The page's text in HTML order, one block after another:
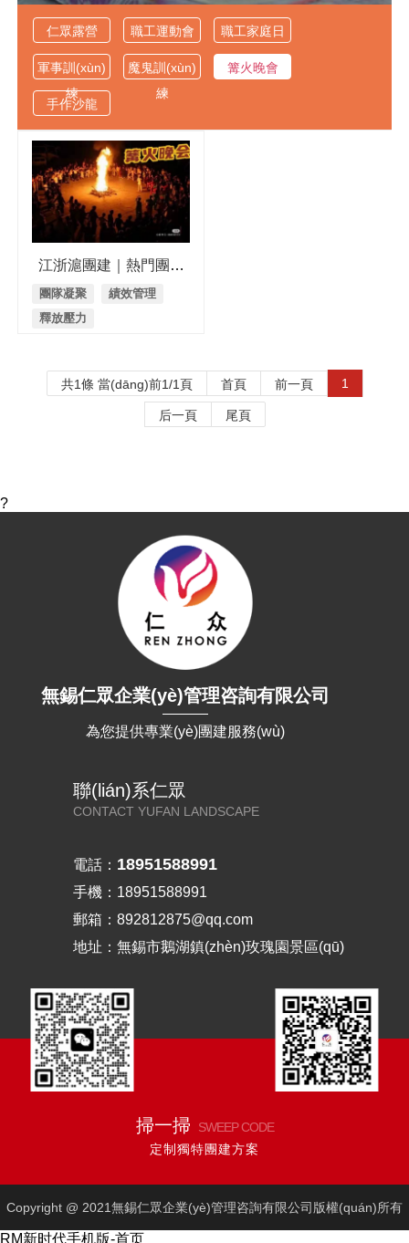
仁眾露營 職工運動會 職工家庭日
軍事訓(xùn)
練
魔鬼訓(xùn)
練
篝火晚會
手作沙龍
江浙滬團建｜熱門團建
活動合集之篝火晚會
團隊凝聚
績效管理
釋放壓力
共1條 當(dāng)前1/1頁 首頁 前一頁 1
后一頁 尾頁
?
無錫仁眾企業(yè)管理咨詢有限公司
為您提供專業(yè)團建服務(wù)
聯(lián)系仁眾
CONTACT YUFAN LANDSCAPE
電話： 18951588991
手機：18951588991
郵箱：892812875@qq.com
地址：無錫市鵝湖鎮(zhèn)玫瑰園景區(qū)
掃一掃
SWEEP CODE
定制獨特團建方案
Copyright @ 2021無錫仁眾企業(yè)管理咨詢有限公司版權(quán)所有
RM新时代手机版-首页